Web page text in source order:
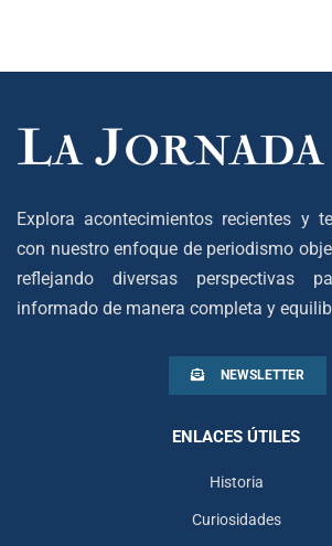
Explora acontecimientos recientes y
con nuestro enfoque de periodismo
reflejando diversas perspectivas
informado de manera completa y
NEWSLETTER
ENLACES ÚTILES
Historia
Curiosidades